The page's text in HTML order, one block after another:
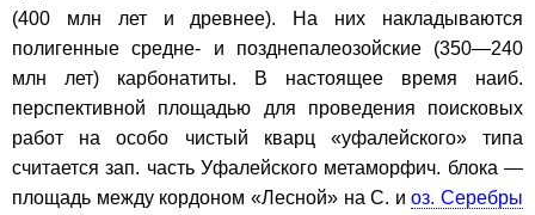
(400 млн лет и древнее). На них накладываются
полигенные средне- и позднепалеозойские (350—240
млн лет) карбонатиты. В настоящее время наиб.
перспективной площадью для проведения поисковых
работ на особо чистый кварц «уфалейского» типа
считается зап. часть Уфалейского метаморфич. блока —
площадь между кордоном «Лесной» на С. иоз. Серебры